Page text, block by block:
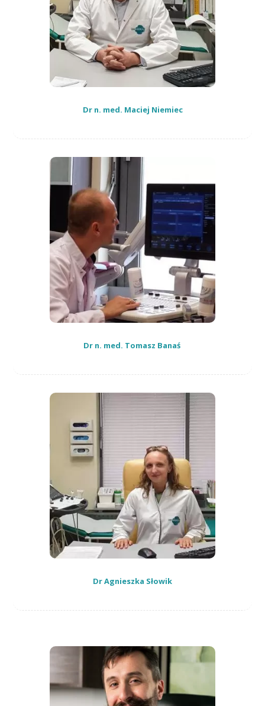
Dr n. med. Maciej Niemiec
Dr n. med. Tomasz Banaś
Dr Agnieszka Słowik